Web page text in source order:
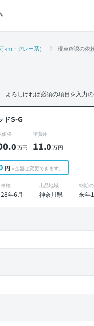
km・グレー系） 現車確認の依
よろしければ必須の項目を入力
ドS-G
価格
.0万円
諸費用
11.0万円
円 ※金額は変更できます。
車検
28年6月
出品地域
神奈川県
納期
来年